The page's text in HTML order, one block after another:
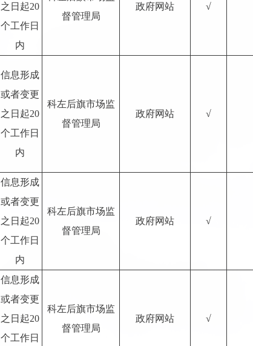
之日起20
个工作日
内
督管理局
政府网站 √
信息形成
或者变更
之日起20
个工作日
内
科左后旗市场监
督管理局
政府网站 √
信息形成
或者变更
之日起20
个工作日
内
科左后旗市场监
督管理局
政府网站 √
信息形成
或者变更
之日起20
个工作日
科左后旗市场监
督管理局
政府网站 √